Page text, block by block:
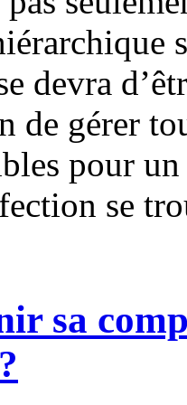
devra
de gérer
pour
se
sa